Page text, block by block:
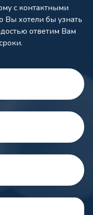
с контактными
Вы хотели бы узнать
ответим Вам